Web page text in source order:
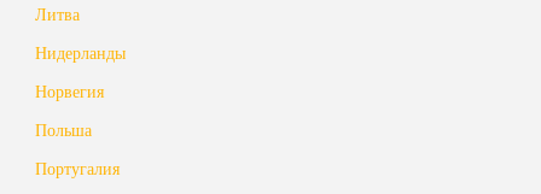
Литва
Нидерланды
Норвегия
Польша
Португалия